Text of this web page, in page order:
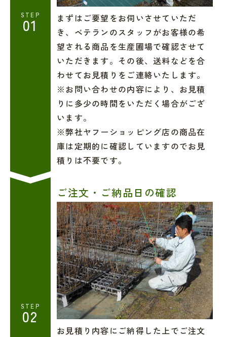
STEP
01
まずはご要望をお伺いさせていただ
き、ベテランのスタッフがお客様の希
望される商品を生産圃場で確認させて
いただきます。その後、送料などを合
わせてお見積りをご連絡いたします。
※お問い合わせの内容により、お見積
りに多少の時間をいただく場合がござ
います。
※弊社ヤフーショッピング店の商品在
庫は定期的に確認していますのでお見
積りは不要です。
STEP
02
ご注文・ご納品日の確認
お見積り内容にご納得した上でご注文